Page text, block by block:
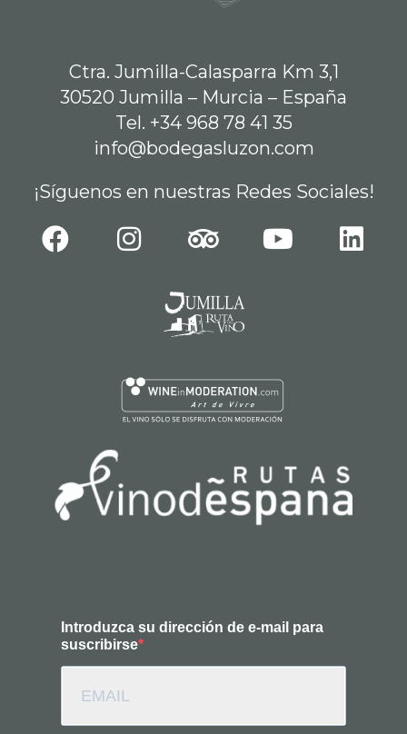
Ctra. Jumilla-Calasparra Km 3,1
30520 Jumilla – Murcia – España
Tel. +34 968 78 41 35
info@bodegasluzon.com
¡Síguenos en nuestras Redes Sociales!
Introduzca su dirección de e-mail para
suscribirse